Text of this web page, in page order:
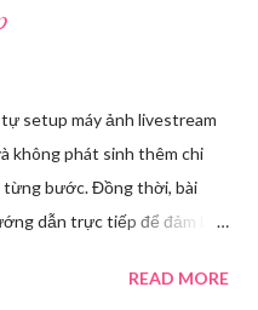
người tự xưng là chủ shop,
tượng yêu cầu chị T cung
của chị. Do đang vui
thúc giục mã chỉ có hiệu
setup máy ảnh livestream
không phát sinh thêm chi
bước. Đồng thời, bài
dẫn trực tiếp để đảm bảo
Bằng Máy Ảnh
READ MORE